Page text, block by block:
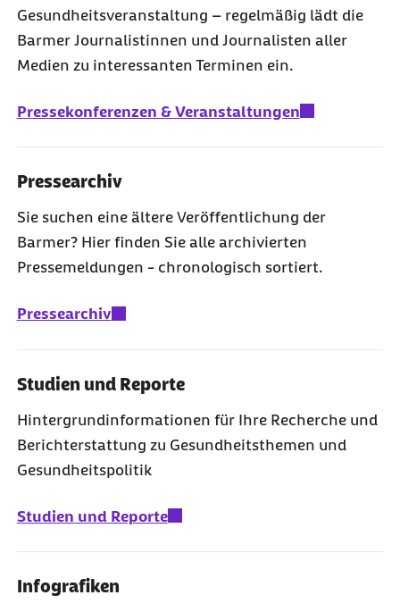
Gesundheitsveranstaltung – regelmäßig lädt die
Barmer Journalistinnen und Journalisten aller
Medien zu interessanten Terminen ein.
Pressekonferenzen & Veranstaltungen
Pressearchiv
Sie suchen eine ältere Veröffentlichung der
Barmer? Hier finden Sie alle archivierten
Pressemeldungen - chronologisch sortiert.
Pressearchiv
Studien und Reporte
Hintergrundinformationen für Ihre Recherche und
Berichterstattung zu Gesundheitsthemen und
Gesundheitspolitik
Studien und Reporte
Infografiken